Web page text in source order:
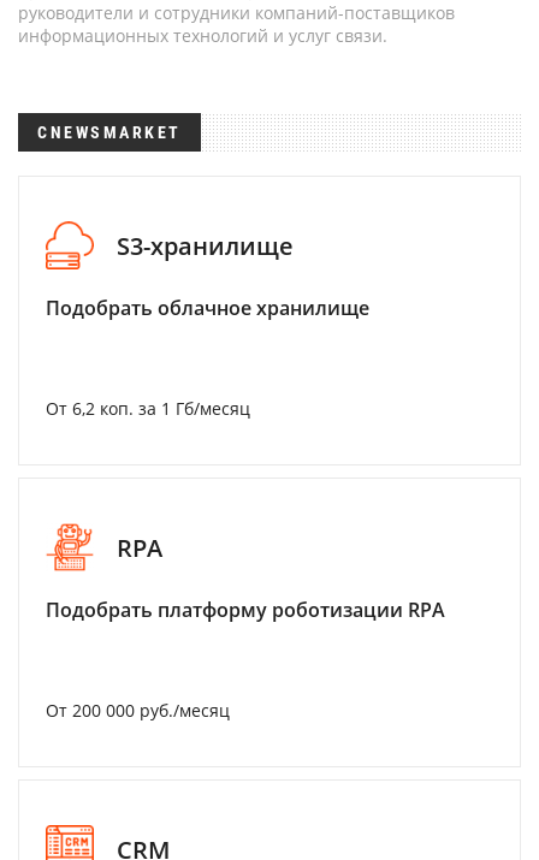
руководители и сотрудники компаний-поставщиков
информационных технологий и услуг связи.
CNEWSMARKET
S3-хранилище
Подобрать облачное хранилище
От 6,2 коп. за 1 Гб/месяц
RPA
Подобрать платформу роботизации RPA
От 200 000 руб./месяц
CRM